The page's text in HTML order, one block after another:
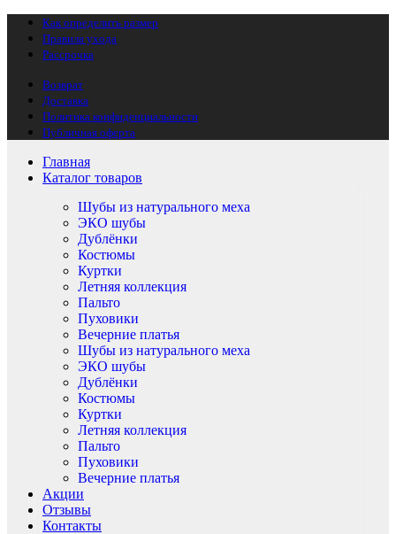
Как определить размер
Правила ухода
Рассрочка
Возврат
Доставка
Политика конфиденциальности
Публичная оферта
Главная
Каталог товаров
Шубы из натурального меха
ЭКО шубы
Дублёнки
Костюмы
Куртки
Летняя коллекция
Пальто
Пуховики
Вечерние платья
Шубы из натурального меха
ЭКО шубы
Дублёнки
Костюмы
Куртки
Летняя коллекция
Пальто
Пуховики
Вечерние платья
Акции
Отзывы
Контакты